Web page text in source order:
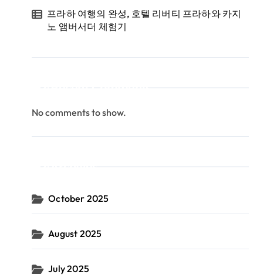
프라하 여행의 완성, 호텔 리버티 프라하와 카지
노 앰버서더 체험기
No comments to show.
October 2025
August 2025
July 2025